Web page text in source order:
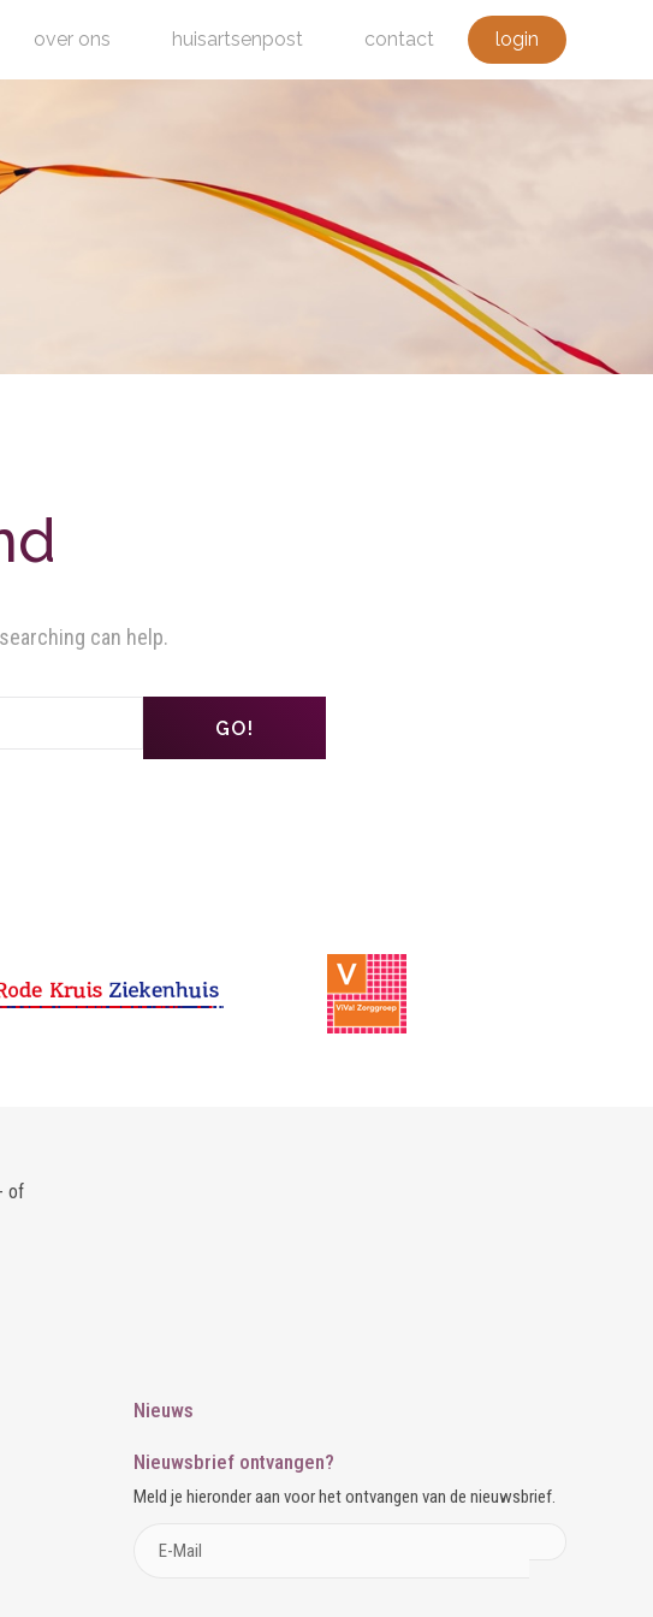
over ons huisartsenpost contact login
can help.
GO!
of
Nieuws
Nieuwsbrief ontvangen?
Meld je hieronder aan voor het ontvangen van de nieuwsbrief.